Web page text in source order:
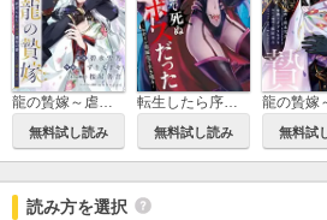
龍の贄嫁～虐げられた少女は運命の番として愛される～【分冊版】
無料試し読み
転生したら序盤で死ぬ中ボスだった－ヒロイン眷属化で生き残る－
無料試し読み 無料試
読み方を選択